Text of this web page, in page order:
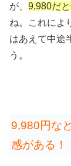
が、 9,980だ
ね。これによ
はあえて中途
う。
9,980円な
感がある！